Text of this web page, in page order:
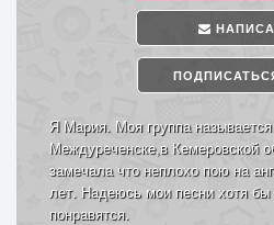
Я Мария. Моя группа
Междуреченске,в Кемеровской
замечала что неплохо пою на
лет. Надеюсь мои песни хотя бы
понравятся.